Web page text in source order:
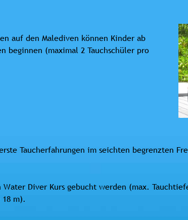
auf den Malediven können Kinder ab
beginnen (maximal 2 Tauchschüler pro
Taucherfahrungen im seichten begrenzten
Water Diver Kurs gebucht werden (max.
m).